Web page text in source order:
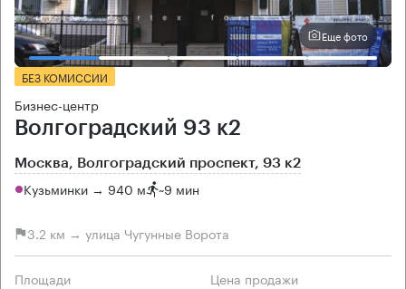
Еще фото
БЕЗ КОМИССИИ
Бизнес-центр
Волгоградский 93 к2
Москва, Волгоградский проспект, 93 к2
Кузьминки → 940 м ~9 мин
3.2 км → улица Чугунные Ворота
Площади Цена продажи